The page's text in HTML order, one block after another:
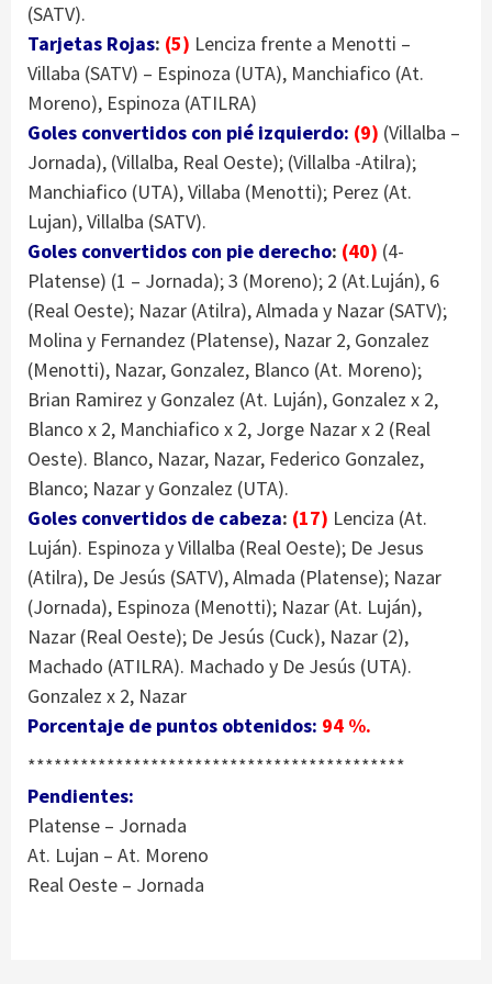
(SATV).
Tarjetas Rojas: (5) Lenciza frente a Menotti –
Villaba (SATV) – Espinoza (UTA), Manchiafico (At.
Moreno), Espinoza (ATILRA)
Goles convertidos con pié izquierdo: (9) (Villalba –
Jornada), (Villalba, Real Oeste); (Villalba -Atilra);
Manchiafico (UTA), Villaba (Menotti); Perez (At.
Lujan), Villalba (SATV).
Goles convertidos con pie derecho: (40) (4-
Platense) (1 – Jornada); 3 (Moreno); 2 (At.Luján), 6
(Real Oeste); Nazar (Atilra), Almada y Nazar (SATV);
Molina y Fernandez (Platense), Nazar 2, Gonzalez
(Menotti), Nazar, Gonzalez, Blanco (At. Moreno);
Brian Ramirez y Gonzalez (At. Luján), Gonzalez x 2,
Blanco x 2, Manchiafico x 2, Jorge Nazar x 2 (Real
Oeste). Blanco, Nazar, Nazar, Federico Gonzalez,
Blanco; Nazar y Gonzalez (UTA).
Goles convertidos de cabeza: (17) Lenciza (At.
Luján). Espinoza y Villalba (Real Oeste); De Jesus
(Atilra), De Jesús (SATV), Almada (Platense); Nazar
(Jornada), Espinoza (Menotti); Nazar (At. Luján),
Nazar (Real Oeste); De Jesús (Cuck), Nazar (2),
Machado (ATILRA). Machado y De Jesús (UTA).
Gonzalez x 2, Nazar
Porcentaje de puntos obtenidos: 94 %.
*******************************************
Pendientes:
Platense – Jornada
At. Lujan – At. Moreno
Real Oeste – Jornada